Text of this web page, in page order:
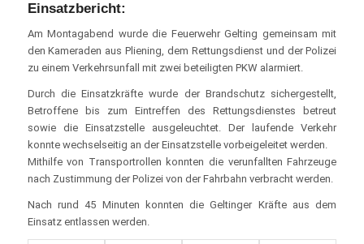
Einsatzbericht:
Am Montagabend wurde die Feuerwehr Gelting gemeinsam mit
den Kameraden aus Pliening, dem Rettungsdienst und der Polizei
zu einem Verkehrsunfall mit zwei beteiligten PKW alarmiert.
Durch die Einsatzkräfte wurde der Brandschutz sichergestellt,
Betroffene bis zum Eintreffen des Rettungsdienstes betreut
sowie die Einsatzstelle ausgeleuchtet. Der laufende Verkehr
konnte wechselseitig an der Einsatzstelle vorbeigeleitet werden.
Mithilfe von Transportrollen konnten die verunfallten Fahrzeuge
nach Zustimmung der Polizei von der Fahrbahn verbracht werden.
Nach rund 45 Minuten konnten die Geltinger Kräfte aus dem
Einsatz entlassen werden.